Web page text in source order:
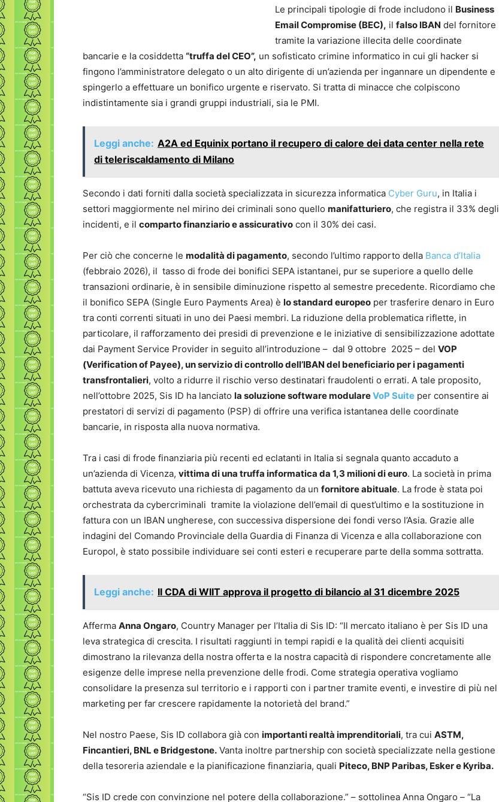
Le principali tipologie di frode includono il Business
Email Compromise (BEC), il falso IBAN del fornitore
tramite la variazione illecita delle coordinate
bancarie e la cosiddetta “truffa del CEO”, un sofisticato crimine informatico in cui gli hacker si
fingono l’amministratore delegato o un alto dirigente di un’azienda per ingannare un dipendente e
spingerlo a effettuare un bonifico urgente e riservato. Si tratta di minacce che colpiscono
indistintamente sia i grandi gruppi industriali, sia le PMI.
Leggi anche: A2A ed Equinix portano il recupero di calore dei data center nella rete
di teleriscaldamento di Milano
Secondo i dati forniti dalla società specializzata in sicurezza informatica Cyber Guru, in Italia i
settori maggiormente nel mirino dei criminali sono quello manifatturiero, che registra il 33% degli
incidenti, e il comparto finanziario e assicurativo con il 30% dei casi.
Per ciò che concerne le modalità di pagamento, secondo l’ultimo rapporto della Banca d’Italia
(febbraio 2026), il tasso di frode dei bonifici SEPA istantanei, pur se superiore a quello delle
transazioni ordinarie, è in sensibile diminuzione rispetto al semestre precedente. Ricordiamo che
il bonifico SEPA (Single Euro Payments Area) è lo standard europeo per trasferire denaro in Euro
tra conti correnti situati in uno dei Paesi membri. La riduzione della problematica riflette, in
particolare, il rafforzamento dei presidi di prevenzione e le iniziative di sensibilizzazione adottate
dai Payment Service Provider in seguito all’introduzione – dal 9 ottobre 2025 – del VOP
(Verification of Payee), un servizio di controllo dell’IBAN del beneficiario per i pagamenti
transfrontalieri, volto a ridurre il rischio verso destinatari fraudolenti o errati. A tale proposito,
nell’ottobre 2025, Sis ID ha lanciato la soluzione software modulareVoP Suite per consentire ai
prestatori di servizi di pagamento (PSP) di offrire una verifica istantanea delle coordinate
bancarie, in risposta alla nuova normativa.
Tra i casi di frode finanziaria più recenti ed eclatanti in Italia si segnala quanto accaduto a
un’azienda di Vicenza, vittima di una truffa informatica da 1,3 milioni di euro. La società in prima
battuta aveva ricevuto una richiesta di pagamento da un fornitore abituale. La frode è stata poi
orchestrata da cybercriminali tramite la violazione dell’email di quest’ultimo e la sostituzione in
fattura con un IBAN ungherese, con successiva dispersione dei fondi verso l’Asia. Grazie alle
indagini del Comando Provinciale della Guardia di Finanza di Vicenza e alla collaborazione con
Europol, è stato possibile individuare sei conti esteri e recuperare parte della somma sottratta.
Leggi anche: Il CDA di WIIT approva il progetto di bilancio al 31 dicembre 2025
Afferma Anna Ongaro, Country Manager per l’Italia di Sis ID: “Il mercato italiano è per Sis ID una
leva strategica di crescita. I risultati raggiunti in tempi rapidi e la qualità dei clienti acquisiti
dimostrano la rilevanza della nostra offerta e la nostra capacità di rispondere concretamente alle
esigenze delle imprese nella prevenzione delle frodi. Come strategia operativa vogliamo
consolidare la presenza sul territorio e i rapporti con i partner tramite eventi, e investire di più nel
marketing per far crescere rapidamente la notorietà del brand.”
Nel nostro Paese, Sis ID collabora già con importanti realtà imprenditoriali, tra cui ASTM,
Fincantieri, BNL e Bridgestone. Vanta inoltre partnership con società specializzate nella gestione
della tesoreria aziendale e la pianificazione finanziaria, quali Piteco, BNP Paribas, Esker e Kyriba.
“Sis ID crede con convinzione nel potere della collaborazione.” – sottolinea Anna Ongaro – “La